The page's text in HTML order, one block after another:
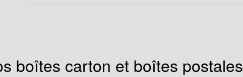
boîtes carton et boîtes postales